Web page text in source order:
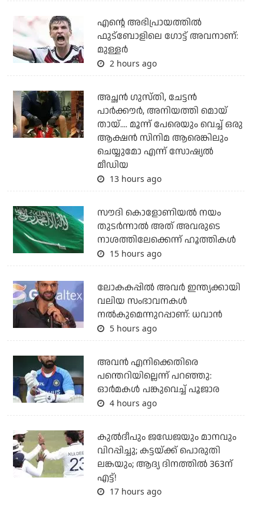
എന്റെ അഭിപ്രായത്തില്‍
ഫുട്‌ബോളിലെ ഗോട്ട് അവനാണ്:
മുള്ളര്‍
2 hours ago
അച്ഛന്‍ ഗുസ്തി, ചേട്ടന്‍
പാര്‍ക്കൗര്‍, അനിയത്തി മൊയ്
തായ്.... മൂന്ന് പേരെയും വെച്ച് ഒരു
ആക്ഷന്‍ സിനിമ ആരെങ്കിലും
ചെയ്യുമോ എന്ന് സോഷ്യല്‍
മീഡിയ
13 hours ago
സൗദി കൊളോണിയല്‍ നയം
തുടര്‍ന്നാല്‍ അത് അവരുടെ
നാശത്തിലേക്കെന്ന് ഹൂത്തികള്‍
15 hours ago
ലോകകപ്പിൽ അവര്‍ ഇന്ത്യക്കായി
വലിയ സംഭാവനകള്‍
നല്‍കുമെന്നുറപ്പാണ്: ധവാന്‍
5 hours ago
അവന്‍ എനിക്കെതിരെ
പന്തെറിയില്ലെന്ന് പറഞ്ഞു:
ഓര്‍മകള്‍ പങ്കുവെച്ച് പൂജാര
4 hours ago
കുല്‍ദീപും ജഡേജയും മാനവും
വിറപ്പിച്ചു; കട്ടയ്ക്ക് പൊരുതി
ലങ്കയും; ആദ്യ ദിനത്തില്‍ 363ന്
എട്ട്!
17 hours ago